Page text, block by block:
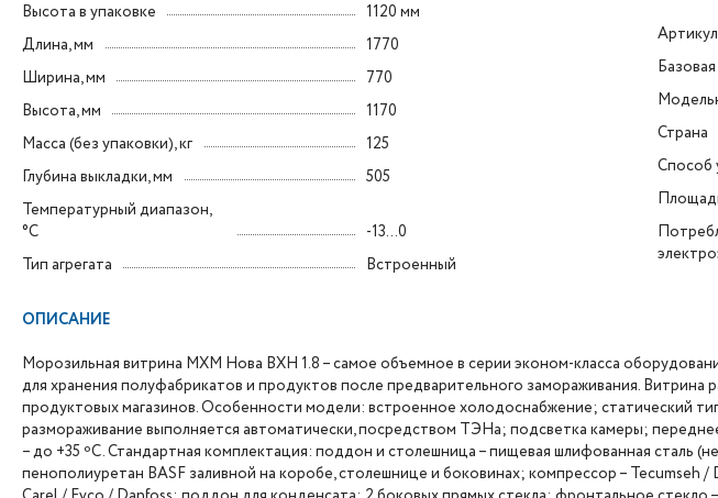
Высота в упаковке
1120 мм
Длина, мм
1770
Ширина, мм
770
Высота, мм
1170
Масса (без упаковки), кг
125
Глубина выкладки, мм
505
Температурный диапазон,
°C
-13...0
Тип агрегата
Встроенный
Артикул
Страна
Способ
ОПИСАНИЕ
Морозильная витрина МХМ Нова ВХН 1.8 – самое объемное в серии эконом-класса
для хранения полуфабрикатов и продуктов после предварительного замораживания. Витрина
продуктовых магазинов. Особенности модели: встроенное холодоснабжение; статический
размораживание выполняется автоматически, посредством ТЭНа; подсветка камеры;
– до +35 ºС.Стандартная комплектация: поддон и столешница – пищевая шлифованная сталь
пенополиуретан BASF заливной на коробе, столешнице и боковинах; компрессор – Tecumseh /